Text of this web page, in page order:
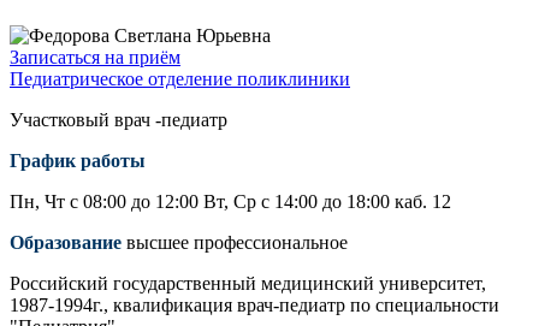
Записаться на приём
Педиатрическое отделение поликлиники
Участковый врач -педиатр
График работы
Пн, Чт с 08:00 до 12:00 Вт, Ср с 14:00 до 18:00 каб. 12
Образование высшее профессиональное
Российский государственный медицинский университет,
1987-1994г., квалификация врач-педиатр по специальности